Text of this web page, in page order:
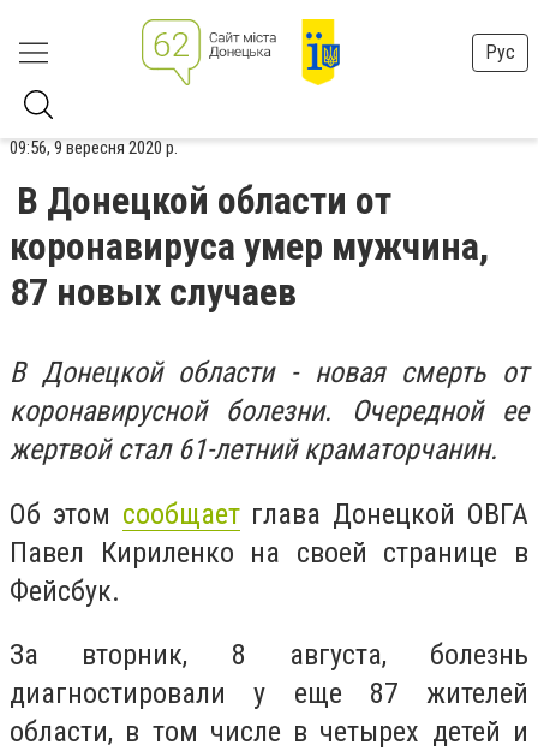
Рус
09:56, 9 вересня 2020 р.
В Донецкой области от
коронавируса умер мужчина,
87 новых случаев
В Донецкой области - новая смерть от
коронавирусной болезни. Очередной ее
жертвой стал 61-летний краматорчанин.
Об этом сообщаетглава Донецкой ОВГА
Павел Кириленко на своей странице в
Фейсбук.
За вторник, 8 августа, болезнь
диагностировали у еще 87 жителей
области, в том числе в четырех детей и